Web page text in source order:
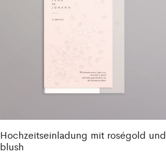
Hochzeitseinladung mit roségold und
blush